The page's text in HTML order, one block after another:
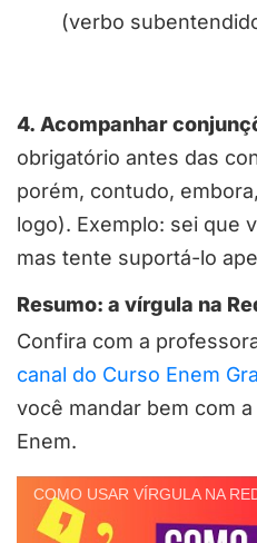
(verbo
4. Acompanhar
obrigatório antes das
porém, contudo,
logo). Exemplo: sei que
mas tente suportá-lo
Resumo: a vírgula na
Confira com a
canal do Curso Enem
você mandar bem com
Enem.
COMO USAR VÍRGULA NA